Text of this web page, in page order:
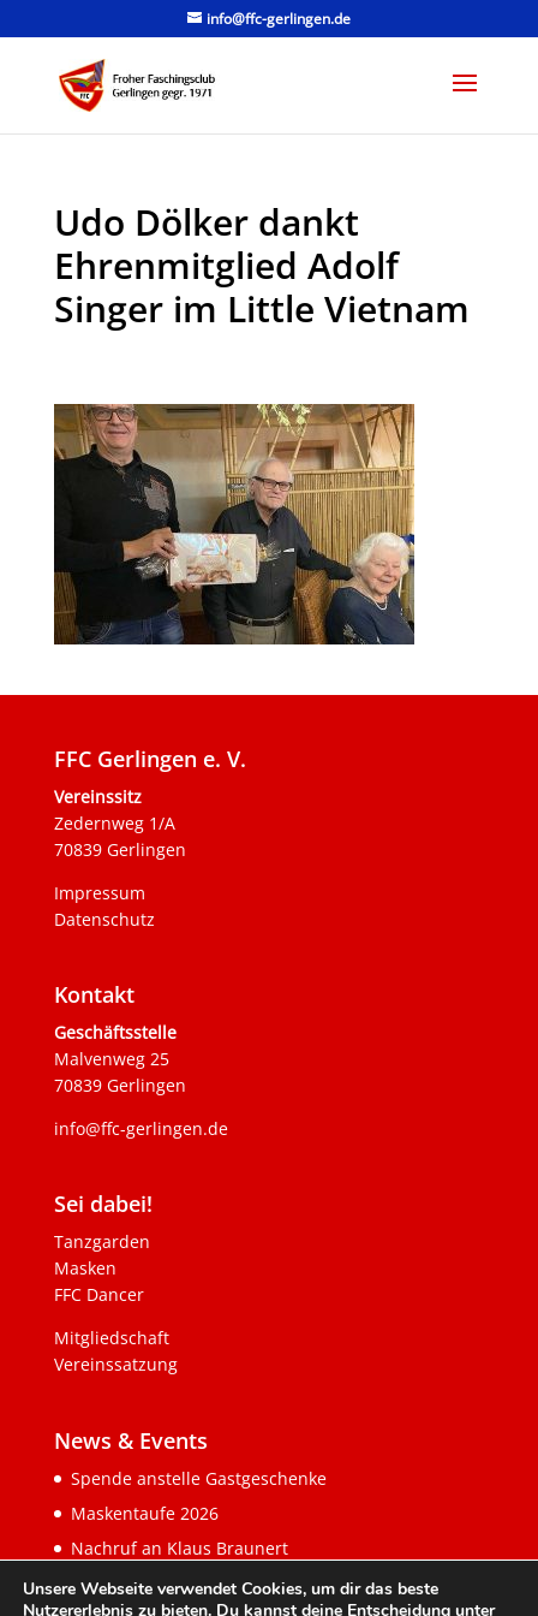
info@ffc-gerlingen.de
Udo Dölker dankt
Ehrenmitglied Adolf
Singer im Little Vietnam
FFC Gerlingen e. V.
Vereinssitz
Zedernweg 1/A
70839 Gerlingen
Impressum
Datenschutz
Kontakt
Geschäftsstelle
Malvenweg 25
70839 Gerlingen
info@ffc-gerlingen.de
Sei dabei!
Tanzgarden
Masken
FFC Dancer
Mitgliedschaft
Vereinssatzung
News & Events
Spende anstelle Gastgeschenke
Maskentaufe 2026
Nachruf an Klaus Braunert
Unsere Webseite verwendet Cookies, um dir das beste
Nutzererlebnis zu bieten. Du kannst deine Entscheidung unter